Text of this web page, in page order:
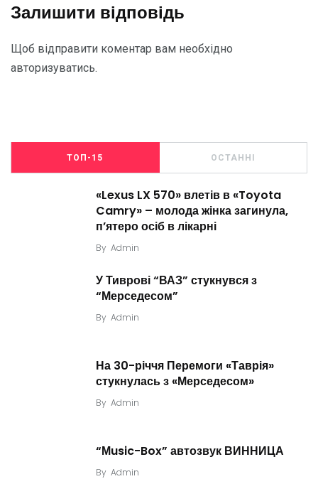
Залишити відповідь
Щоб відправити коментар вам необхідно
авторизуватись.
ТОП-15 ОСТАННІ
«Lexus LX 570» влетів в «Toyota
Camry» – молода жінка загинула,
п’ятеро осіб в лікарні
By Admin
У Тиврові “ВАЗ” стукнувся з
“Мерседесом”
By Admin
На 30-річчя Перемоги «Таврія»
стукнулась з «Мерседесом»
By Admin
“Мusic-Box” автозвук ВИННИЦА
By Admin